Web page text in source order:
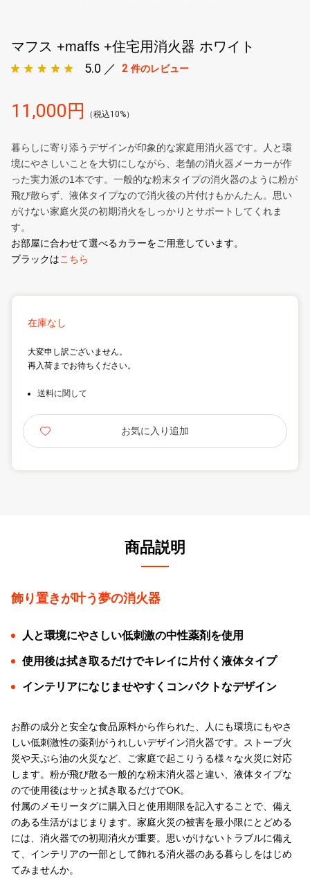
マフス +maffs +住宅用消火器 ホワイト
5.0 ／ 2 件のレビュー
11,000円 （税込10%）
暮らしに寄り添うデザインが印象的な家庭用消火器です。人と環
境にやさしいことを大切にしながら、老舗の消火器メーカーが作
った実力派の1本です。一般的な粉末タイプの消火器のように粉が
飛び散らず、液体タイプなので消火後の片付けもかんたん。思い
がけない家庭火災の初期消火をしっかりとサポートしてくれま
す。
お部屋に合わせて選べるカラーをご用意しています。
ブラックはこちら
在庫なし
大変申し訳ございません。
再入荷までお待ちください。
送料に関して
商品説明
飾り置きが叶う夢の消火器
人と環境にやさしい低刺激の中性薬剤を使用
使用後は拭き取るだけでキレイに片付く液体タイプ
インテリアになじませやすくコンパクトなデザイン
お酢の成分と安全な食品原料から作られた、人にも環境にもやさ
しい低刺激性の薬剤がうれしいデザイン消火器です。ストーブ火
災や天ぷら油の火災など、ご家庭で起こりうる様々な火災に対応
します。粉が飛び散る一般的な粉末消火器と違い、液体タイプな
ので使用後はサッと拭き取るだけでOK。
付属のメモリータグに購入日と使用期限を記入することで、備え
のある生活がはじまります。家庭火災の被害を最小限にとどめる
には、消火器での初期消火が重要。思いがけないトラブルに備え
て、インテリアの一部として飾れる消火器のある暮らしをはじめ
てみませんか。